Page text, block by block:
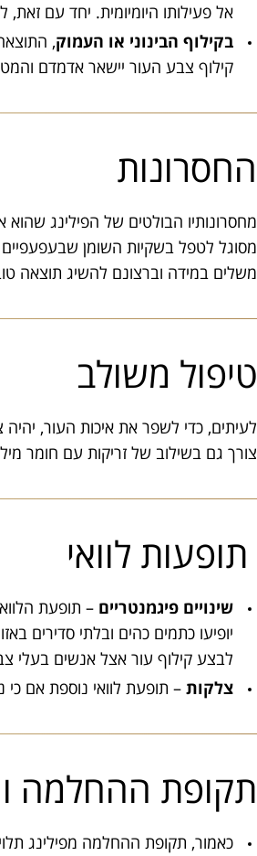
אל פעילותו היומיומית. יחד עם
בקילוף הבינוני או העמוק,
קילוף צבע העור יישאר אדמדם
החסרונות
מחסרונותיו הבולטים של הפילינג שהוא
מסוגל לטפל בשקיות השומן שבעפעפיים
משלים במידה וברצונם להשיג תוצאה
טיפול משולב
לעיתים, כדי לשפר את איכות העור, יהיה
צורך גם בשילוב של זריקות עם חומר
תופעות לוואי
שינויים פיגמנטריים – תופעת
יופיעו כתמים כהים ובלתי סדירים
לבצע קילוף עור אצל אנשים בעלי
צלקות – תופעת לוואי נוספת אם
תקופת ההחלמה
כאמור, תקופת ההחלמה מפילינג